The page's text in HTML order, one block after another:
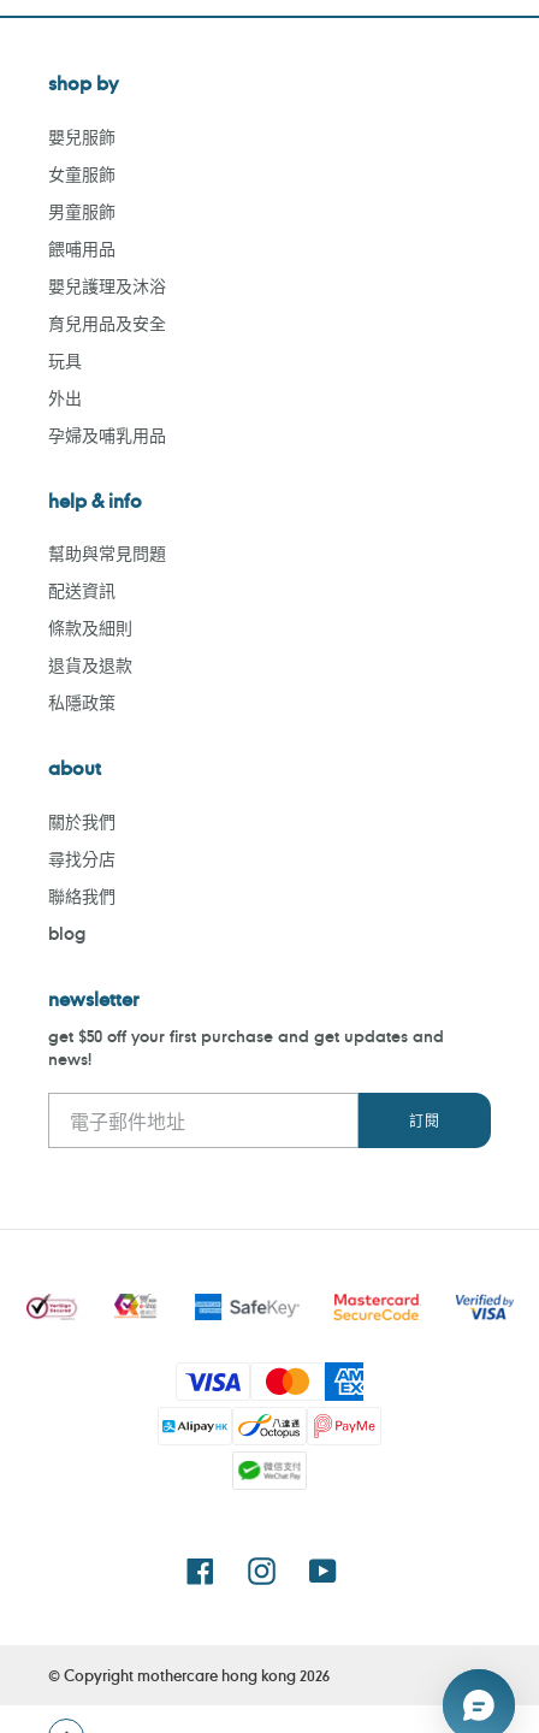
shop by
嬰兒服飾
女童服飾
男童服飾
餵哺用品
嬰兒護理及沐浴
育兒用品及安全
玩具
外出
孕婦及哺乳用品
help & info
幫助與常見問題
配送資訊
條款及細則
退貨及退款
私隱政策
about
關於我們
尋找分店
聯絡我們
blog
newsletter
get $50 off your first purchase and get updates and
news!
付
款
方
式
FacebookInstagramYouTube
© Copyright mothercare hong kong2026